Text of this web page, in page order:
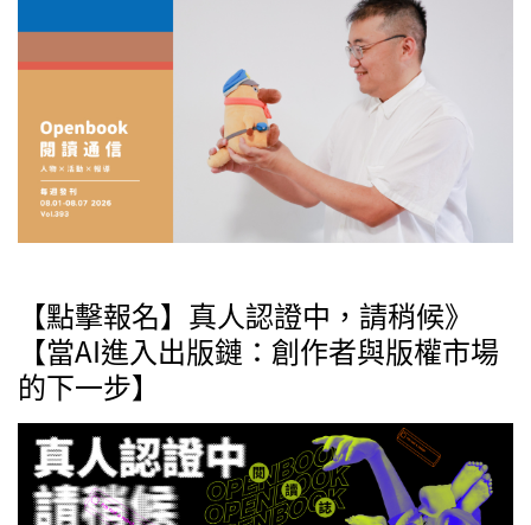
【點擊報名】真人認證中，請稍候》
【當AI進入出版鏈：創作者與版權市場
的下一步】